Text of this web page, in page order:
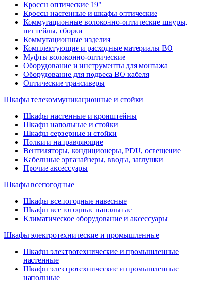
Кроссы оптические 19"
Кроссы настенные и шкафы оптические
Коммутационные волоконно-оптические шнуры,
пигтейлы, сборки
Коммутационные изделия
Комплектующие и расходные материалы ВО
Муфты волоконно-оптические
Оборудование и инструменты для монтажа
Оборудование для подвеса ВО кабеля
Оптические трансиверы
Шкафы телекоммуникационные и стойки
Шкафы настенные и кронштейны
Шкафы напольные и стойки
Шкафы серверные и стойки
Полки и направляющие
Вентиляторы, кондиционеры, PDU, освещение
Кабельные органайзеры, вводы, заглушки
Прочие аксеcсуары
Шкафы всепогодные
Шкафы всепогодные навесные
Шкафы всепогодные напольные
Климатическое оборудование и аксессуары
Шкафы электротехнические и промышленные
Шкафы электротехнические и промышленные
настенные
Шкафы электротехнические и промышленные
напольные